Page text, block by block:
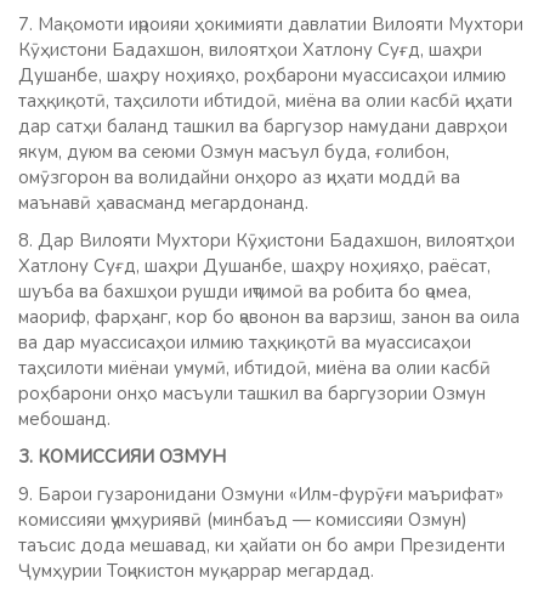
7. Мақомоти иҷроияи ҳокимияти давлатии Вилояти Мухтори
Кӯҳистони Бадахшон, вилоятҳои Хатлону Суғд, шаҳри
Душанбе, шаҳру ноҳияҳо, роҳбарони муассисаҳои илмию
таҳқиқотӣ, таҳсилоти ибтидоӣ, миёна ва олии касбӣ ҷиҳати
дар сатҳи баланд ташкил ва баргузор намудани даврҳои
якум, дуюм ва сеюми Озмун масъул буда, ғолибон,
омӯзгорон ва волидайни онҳоро аз ҷиҳати моддӣ ва
маънавӣ ҳавасманд мегардонанд.
8. Дар Вилояти Мухтори Кӯҳистони Бадахшон, вилоятҳои
Хатлону Суғд, шаҳри Душанбе, шаҳру ноҳияҳо, раёсат,
шуъба ва бахшҳои рушди иҷтимоӣ ва робита бо ҷомеа,
маориф, фарҳанг, кор бо ҷавонон ва варзиш, занон ва оила
ва дар муассисаҳои илмию таҳқиқотӣ ва муассисаҳои
таҳсилоти миёнаи умумӣ, ибтидоӣ, миёна ва олии касбӣ
роҳбарони онҳо масъули ташкил ва баргузории Озмун
мебошанд.
3. КОМИССИЯИ ОЗМУН
9. Барои гузаронидани Озмуни «Илм-фурӯғи маърифат»
комиссияи ҷумҳуриявӣ (минбаъд — комиссияи Озмун)
таъсис дода мешавад, ки ҳайати он бо амри Президенти
Ҷумҳурии Тоҷикистон муқаррар мегардад.